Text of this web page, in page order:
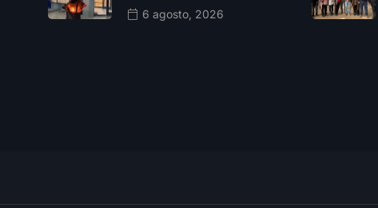
6 agosto, 2026